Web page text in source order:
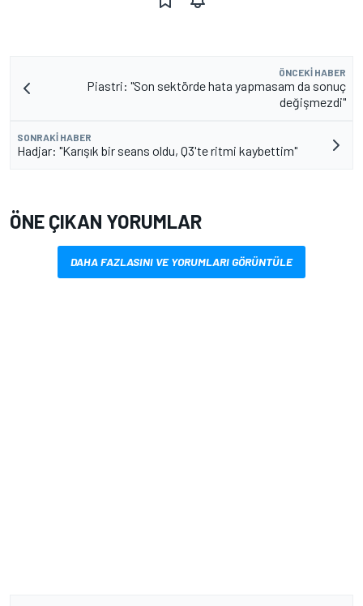
ÖNCEKI HABER
Piastri: "Son sektörde hata yapmasam da sonuç
değişmezdi"
SONRAKI HABER
Hadjar: "Karışık bir seans oldu, Q3'te ritmi kaybettim"
ÖNE ÇIKAN YORUMLAR
DAHA FAZLASINI VE YORUMLARI GÖRÜNTÜLE